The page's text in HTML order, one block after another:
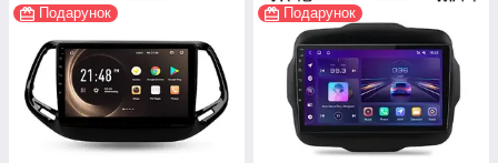
Подарунок
Подарунок